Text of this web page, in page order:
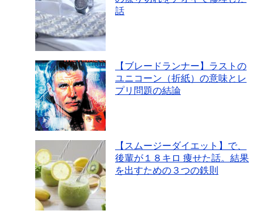
話
【ブレードランナー】ラストの
ユニコーン（折紙）の意味とレ
プリ問題の結論
【スムージーダイエット】で、
後輩が１８キロ 痩せた話。結果
を出すための３つの鉄則